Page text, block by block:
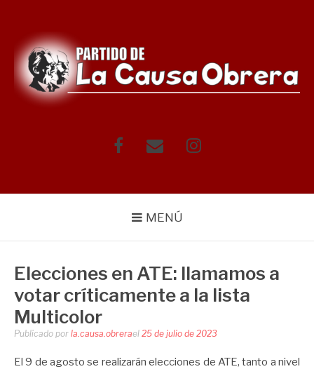
contenido
FacebookCorreo Instagram
MENÚ
Elecciones en ATE: llamamos a
votar críticamente a la lista
Multicolor
Publicado por la.causa.obrerael 25 de julio de 2023
El 9 de agosto se realizarán elecciones de ATE, tanto a nivel